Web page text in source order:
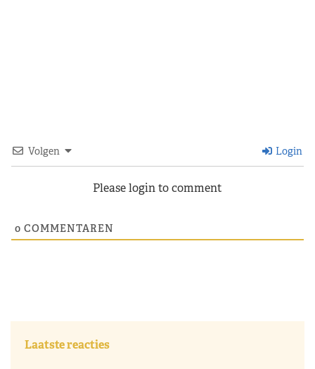
Volgen Login
Please login to comment
0 COMMENTAREN
Laatste reacties